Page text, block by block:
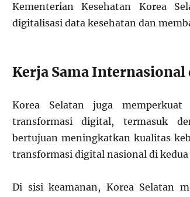
Kementerian Kesehatan Korea
digitalisasi data kesehatan dan
Kerja Sama Internasional
Korea Selatan juga
transformasi digital, termasuk
bertujuan meningkatkan kualitas
transformasi digital nasional di kedua
Di sisi keamanan, Korea Selatan